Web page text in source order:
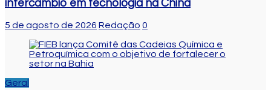
intercâmbio em tecnologia na China
5 de agosto de 2026 Redação 0
Geral